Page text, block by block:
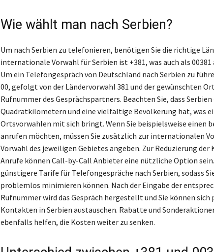
Wie wählt man nach Serbien?
Um nach Serbien zu telefonieren, benötigen Sie die richtige
internationale Vorwahl für Serbien ist +381, was auch als
Um ein Telefongespräch von Deutschland nach Serbien zu
00, gefolgt von der Ländervorwahl 381 und der gewünschten
Rufnummer des Gesprächspartners. Beachten Sie, dass Serbien
Quadratkilometern und eine vielfältige Bevölkerung hat, was
Ortsvorwahlen mit sich bringt. Wenn Sie beispielsweise einen
anrufen möchten, müssen Sie zusätzlich zur internationalen
Vorwahl des jeweiligen Gebietes angeben. Zur Reduzierung
Anrufe können Call-by-Call Anbieter eine nützliche Option
günstigere Tarife für Telefongespräche nach Serbien, sodass
problemlos minimieren können. Nach der Eingabe der
Rufnummer wird das Gespräch hergestellt und Sie können
Kontakten in Serbien austauschen. Rabatte und
ebenfalls helfen, die Kosten weiter zu senken.